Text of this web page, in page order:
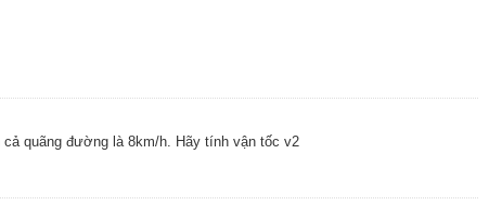
quãng đường là 8km/h. Hãy tính vận tốc v2